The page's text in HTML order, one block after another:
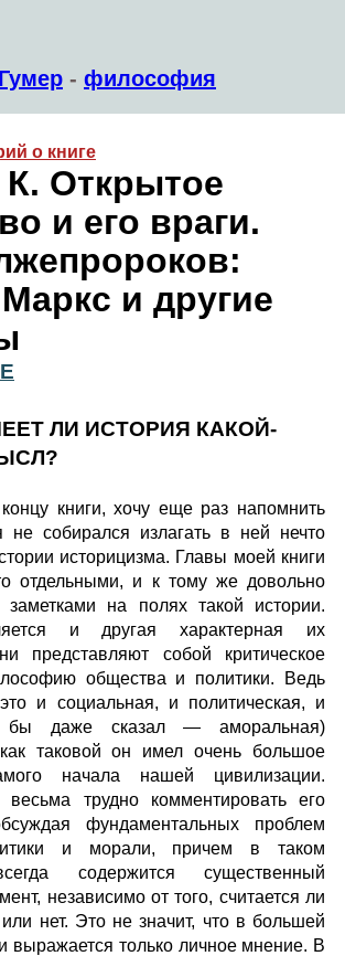
- философия
о книге
Открытое
и его враги.
и другие
ЛИ ИСТОРИЯ КАКОЙ-
книги, хочу еще раз напомнить
не собирался излагать в ней нечто
историцизма. Главы моей книги
отдельными, и к тому же довольно
заметками на полях такой истории.
и другая характерная их
представляют собой критическое
общества и политики. Ведь
и социальная, и политическая, и
бы даже сказал — аморальная)
таковой он имел очень большое
начала нашей цивилизации.
весьма трудно комментировать его
фундаментальных проблем
и морали, причем в таком
содержится существенный
независимо от того, считается ли
нет. Это не значит, что в большей
выражается только личное мнение. В